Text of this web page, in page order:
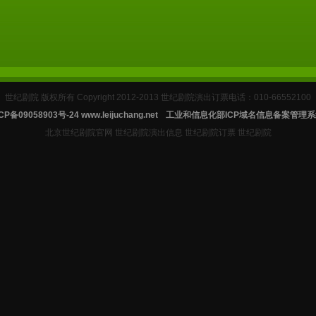
世纪剧院 版权所有 Copyright 2012-2013 世纪剧院演出订票电话：010-66552100
备09058903号-24 www.leijuchang.net
工业和信息化部ICP域名信息备案管理
北京世纪剧院官网 世纪剧院演出信息 世纪剧院订票 世纪剧院